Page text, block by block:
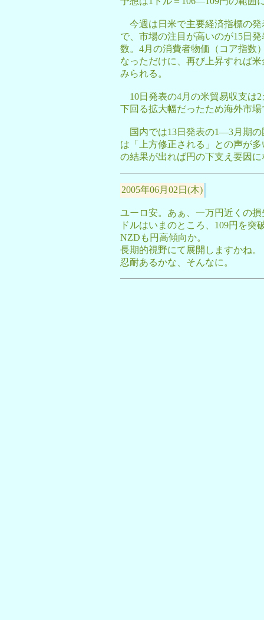
今週は日米で主要経済指標の発
で、市場の注目が高いのが15日
数。4月の消費者物価（コア指数
なっただけに、再び上昇すれば
みられる。
10日発表の4月の米貿易収支は
下回る拡大幅だったため海外市
国内では13日発表の1―3月期の
は「上方修正される」との声が
の結果が出れば円の下支え要因
2005年06月02日(木)
ユーロ安。あぁ、一万円近くの損
ドルはいまのところ、109円を突
NZDも円高傾向か。
長期的視野にて展開しますかね。
忍耐あるかな、そんなに。